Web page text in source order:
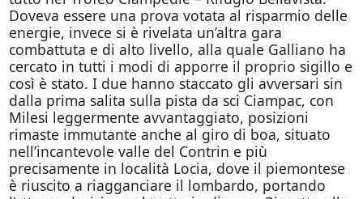
Doveva essere una prova votata al risparmio delle
energie, invece si è rivelata un’altra gara
combattuta e di alto livello, alla quale Galliano ha
cercato in tutti i modi di apporre il proprio sigillo e
così è stato. I due hanno staccato gli avversari sin
dalla prima salita sulla pista da sci Ciampac, con
Milesi leggermente avvantaggiato, posizioni
rimaste immutante anche al giro di boa, situato
nell’incantevole valle del Contrin e più
precisamente in località Locia, dove il piemontese
è riuscito a riagganciare il lombardo, portando